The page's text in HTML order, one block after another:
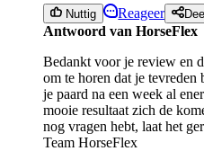
Nuttig Reageer Deel
Antwoord van HorseFlex
Bedankt voor je review en
om te horen dat je tevreden
je paard na een week al
mooie resultaat zich de
nog vragen hebt, laat het
Team HorseFlex